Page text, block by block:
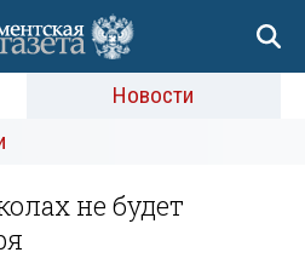
Новости
не будет